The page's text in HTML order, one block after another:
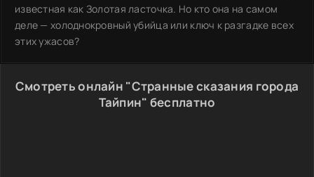
известная как Золотая ласточка. Но кто она на самом
деле — холоднокровный убийца или ключ к разгадке всех
этих ужасов?
Смотреть онлайн "Странные сказания города
Тайпин" бесплатно